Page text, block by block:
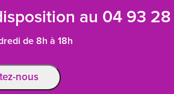
au 04 93
de 8h à 18h
nous